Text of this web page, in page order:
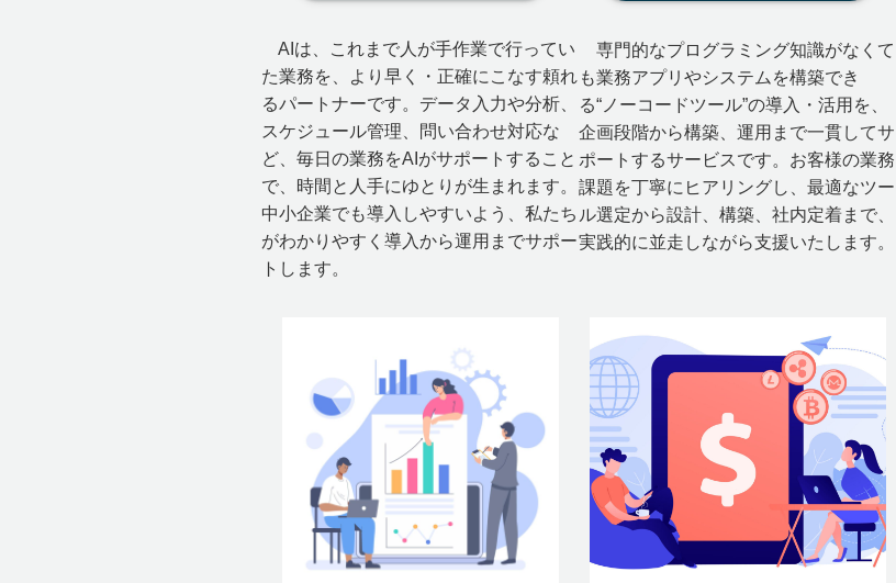
AIは、これまで人が手作業で行ってい
た業務を、より早く・正確にこなす頼れ
るパートナーです。データ入力や分析、
スケジュール管理、問い合わせ対応な
ど、毎日の業務をAIがサポートすること
で、時間と人手にゆとりが生まれます。
中小企業でも導入しやすいよう、私たち
がわかりやすく導入から運用までサポー
トします。
専門的なプログラミング知識がなくて
も業務アプリやシステムを構築でき
る“ノーコードツール”の導入・活用を、
企画段階から構築、運用まで一貫してサ
ポートするサービスです。お客様の業務
課題を丁寧にヒアリングし、最適なツー
ル選定から設計、構築、社内定着まで、
実践的に並走しながら支援いたします。